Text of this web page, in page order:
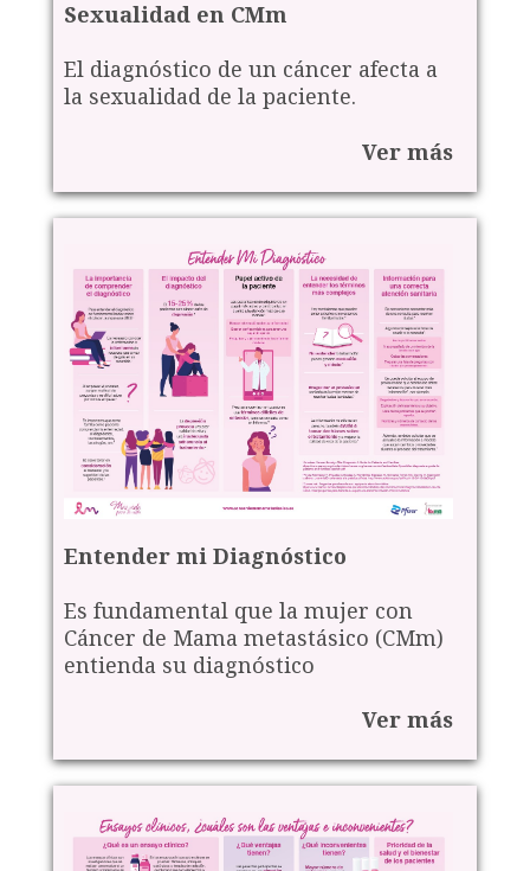
Sexualidad en CMm
El diagnóstico de un cáncer afecta a
la sexualidad de la paciente.
Ver más
Entender mi Diagnóstico
Es fundamental que la mujer con
Cáncer de Mama metastásico (CMm)
entienda su diagnóstico
Ver más